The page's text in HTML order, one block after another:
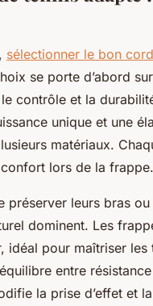
sélectionner le bon
se porte d’abord
contrôle et la
unique et une
matériaux.
lors de la frappe.
préserver leurs bras
dominent. Les
pour maîtriser
entre
la prise d’effet et